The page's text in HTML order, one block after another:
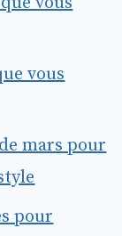
vous
mars pour
pour